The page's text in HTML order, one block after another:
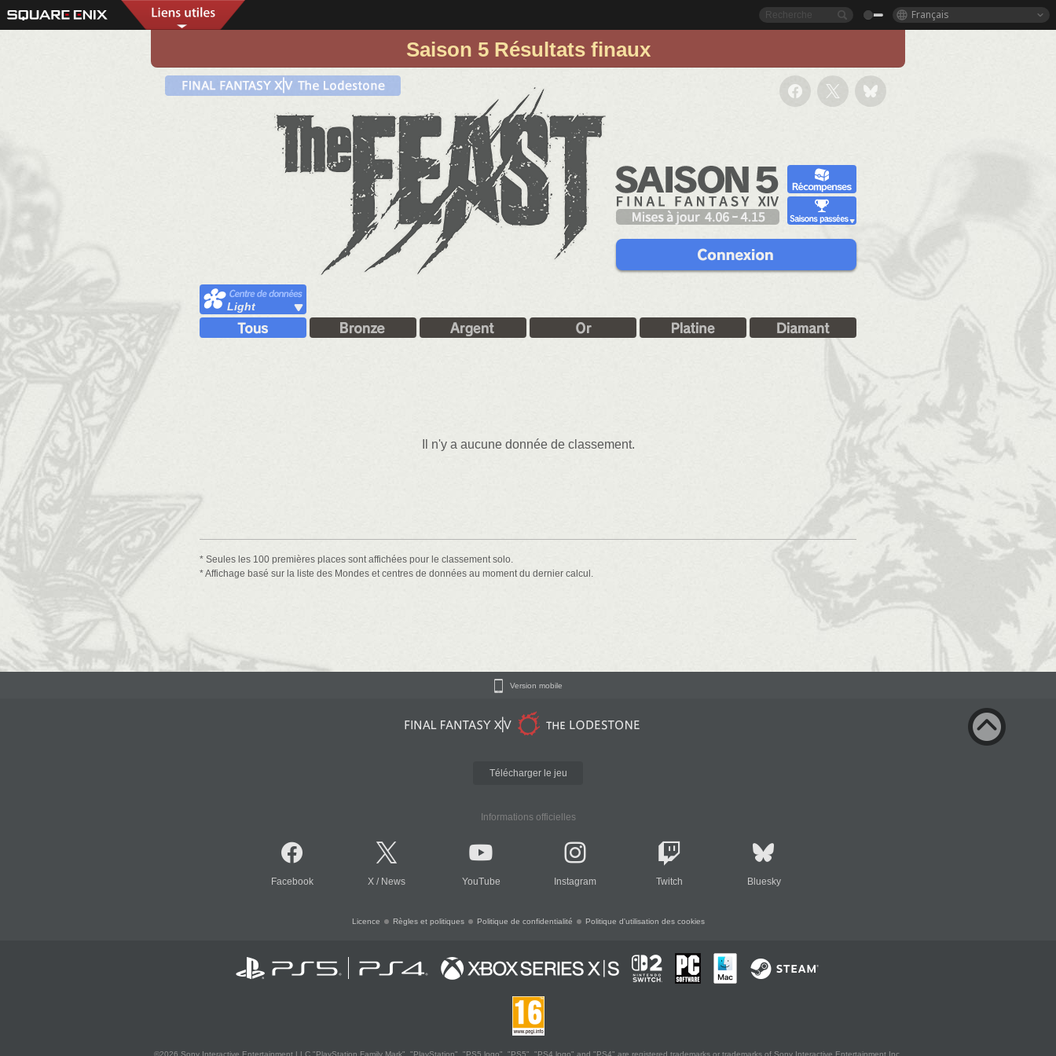
Français
Saison 5 Résultats finaux
Light
Il n'y a aucune donnée de classement.
* Seules les 100 premières places sont affichées pour le classement solo.
* Affichage basé sur la liste des Mondes et centres de données au moment du dernier calcul.
Version mobile
Télécharger le jeu
Informations officielles
Facebook X / News YouTube Instagram Twitch Bluesky
Licence Règles et politiques Politique de confidentialité Politique d'utilisation des cookies
©2026 Sony Interactive Entertainment LLC."PlayStation Family Mark", "PlayStation", "PS5 logo", "PS5", "PS4 logo" and "PS4" are registered trademarks or trademarks of Sony Interactive Entertainment Inc.